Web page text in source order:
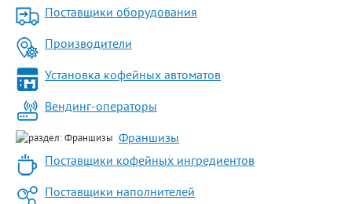
Поставщики оборудования
Производители
Установка кофейных автоматов
Вендинг-операторы
Франшизы
Поставщики кофейных ингредиентов
Поставщики наполнителей